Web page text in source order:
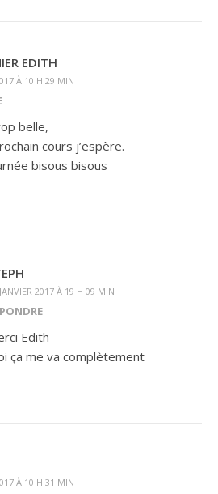
EDITH
À 10 H 29 MIN
belle,
cours j’espère.
bisous bisous
2017 À 19 H 09 MIN
Edith
ça me va complètement
À 10 H 31 MIN